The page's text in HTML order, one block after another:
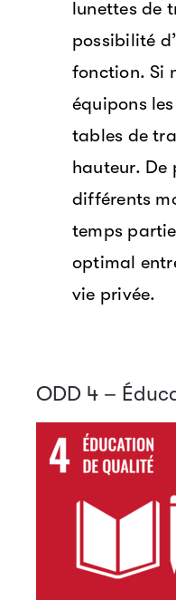
lunettes de
possibilité
fonction. Si
équipons
tables de
hauteur. De
différents
temps
optimal
vie privée.
ODD 4 –